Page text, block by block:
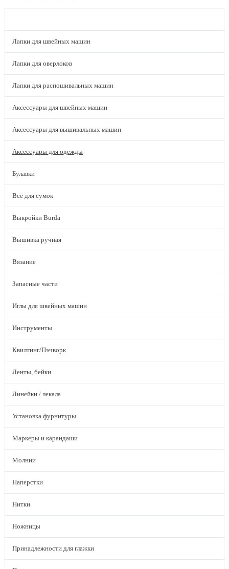
Лапки для швейных машин
Лапки для оверлоков
Лапки для распошивальных машин
Аксессуары для швейных машин
Аксессуары для вышивальных машин
Аксессуары для одежды
Булавки
Всё для сумок
Выкройки Burda
Вышивка ручная
Вязание
Запасные части
Иглы для швейных машин
Инструменты
Квилтинг/Пэчворк
Ленты, бейки
Линейки / лекала
Установка фурнитуры
Маркеры и карандаши
Молнии
Наперстки
Нитки
Ножницы
Принадлежности для глажки